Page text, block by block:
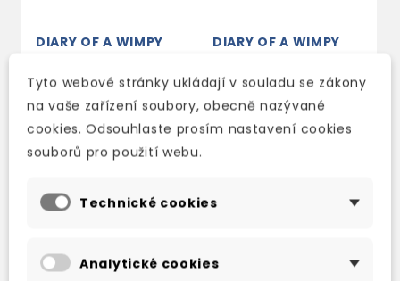
DIARY OF A WIMPY
skladem (ihned
expedujeme)
209 Kč -15% 178 Kč
DIARY OF A WIMPY
RULES
skladem (ihned
expedujeme)
TAKÉ DOPORUČUJEME
Tyto webové stránky ukládají v souladu se zákony
na vaše zařízení soubory, obecně nazývané
cookies. Odsouhlaste prosím nastavení cookies
souborů pro použití webu.
Technické cookies
Analytické cookies